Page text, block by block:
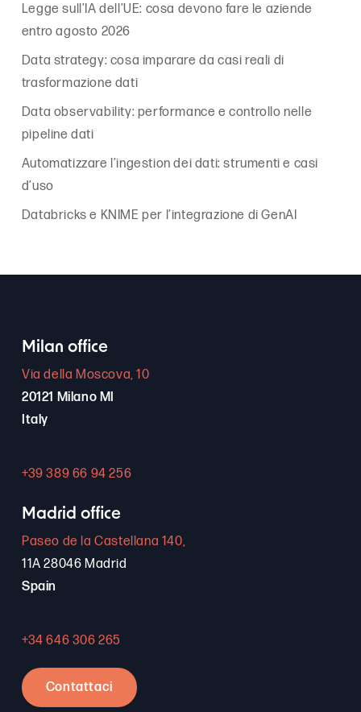
Legge sull’IA dell’UE: cosa devono fare le aziende
entro agosto 2026
Data strategy: cosa imparare da casi reali di
trasformazione dati
Data observability: performance e controllo nelle
pipeline dati
Automatizzare l’ingestion dei dati: strumenti e casi
d’uso
Databricks e KNIME per l’integrazione di GenAI
Milan office
Via della Moscova, 10
20121 Milano MI
Italy
+39 389 66 94 256
Madrid office
Paseo de la Castellana 140,
11A 28046 Madrid
Spain
+34 646 306 265
Contattaci